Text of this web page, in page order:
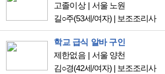
고졸이상
서울 노원
길○주(53세/여자) | 보조조리사
학교 급식 알바 구인
제한없음
서울 양천
김○경(42세/여자) | 보조조리사